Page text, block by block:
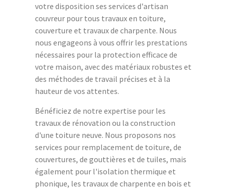
votre disposition ses services d'artisan
couvreur pour tous travaux en toiture,
couverture et travaux de charpente. Nous
nous engageons à vous offrir les prestations
nécessaires pour la protection efficace de
votre maison, avec des matériaux robustes et
des méthodes de travail précises et à la
hauteur de vos attentes.
Bénéficiez de notre expertise pour les
travaux de rénovation ou la construction
d'une toiture neuve. Nous proposons nos
services pour remplacement de toiture, de
couvertures, de gouttières et de tuiles, mais
également pour l'isolation thermique et
phonique, les travaux de charpente en bois et